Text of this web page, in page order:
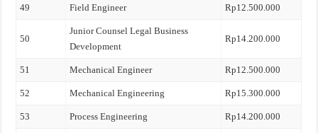
49 Field Engineer Rp12.500.000
50
Junior Counsel Legal Business
Development
Rp14.200.000
51 Mechanical Engineer Rp12.500.000
52 Mechanical Engineering Rp15.300.000
53 Process Engineering Rp14.200.000